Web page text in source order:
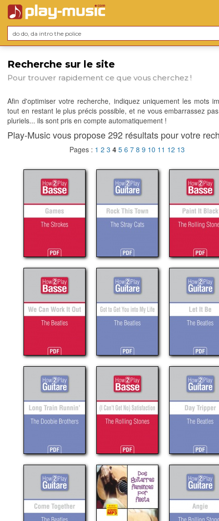
Recherche sur le site
Pour trouver rapidement ce que vous cherchez !
Afin d'optimiser votre recherche, indiquez uniquement les mots
tout en restant le plus précis possible, et ne vous embarrassez
pluriels... ils sont pris en compte automatiquement !
Play-Music vous propose 292 résultats pour votre
Pages : 1 2 3 4 5 6 7 8 9 10 11 12 13